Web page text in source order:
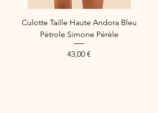
Culotte Taille Haute Andora Bleu
Pétrole Simone Pérèle
Preis
43,00 €